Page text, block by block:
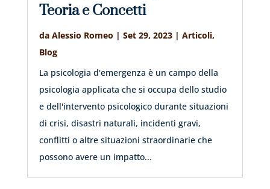
Teoria e Concetti
da Alessio Romeo | Set 29, 2023| Articoli,
Blog
La psicologia d'emergenza è un campo della
psicologia applicata che si occupa dello studio
e dell'intervento psicologico durante situazioni
di crisi, disastri naturali, incidenti gravi,
conflitti o altre situazioni straordinarie che
possono avere un impatto...